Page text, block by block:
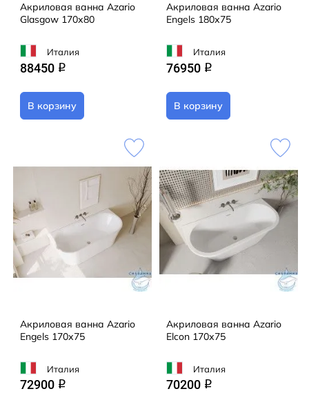
Акриловая ванна Azario
Glasgow 170х80
Италия
88450 q
В корзину
Акриловая ванна Azario
Engels 180х75
Италия
76950 q
В корзину
Акриловая ванна Azario
Engels 170х75
Италия
72900 q
Акриловая ванна Azario
Elcon 170х75
Италия
70200 q